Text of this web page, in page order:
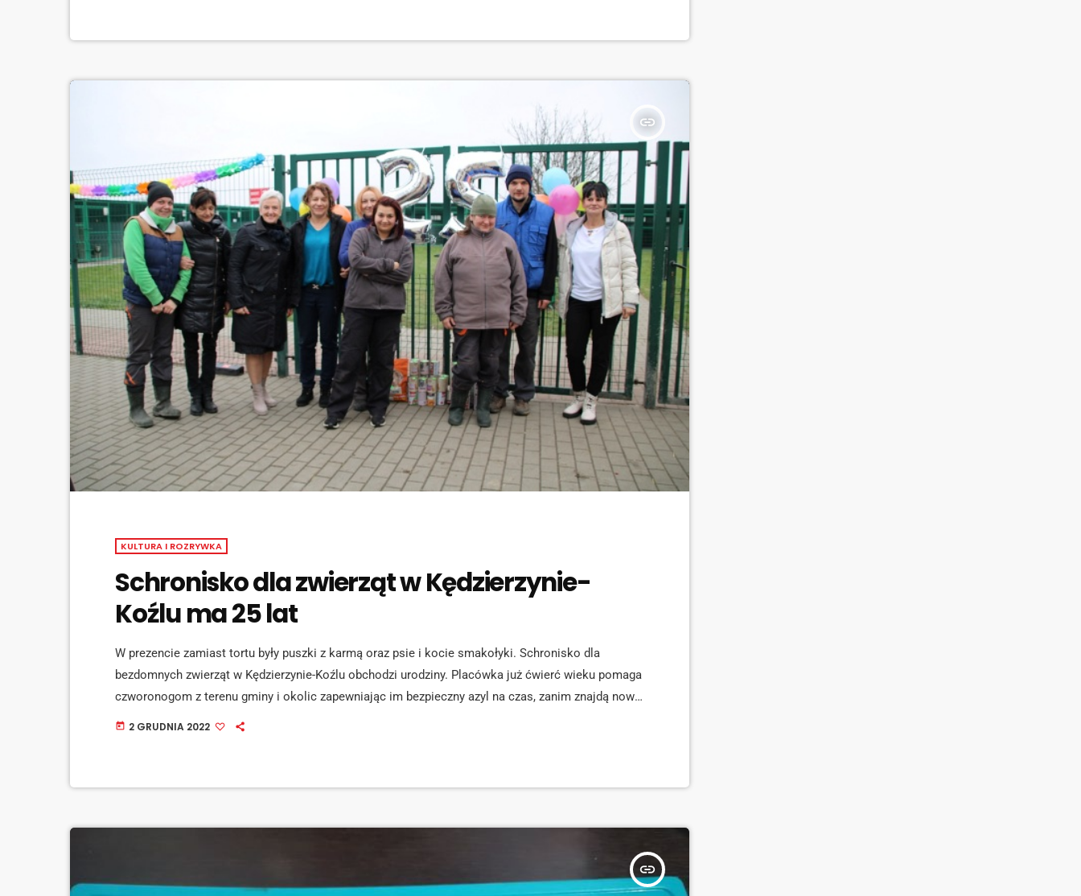
insert_link
KULTURA I ROZRYWKA
Schronisko dla zwierząt w Kędzierzynie-
Koźlu ma 25 lat
W prezencie zamiast tortu były puszki z karmą oraz psie i kocie smakołyki. Schronisko dla
bezdomnych zwierząt w Kędzierzynie-Koźlu obchodzi urodziny. Placówka już ćwierć wieku pomaga
czworonogom z terenu gminy i okolic zapewniając im bezpieczny azyl na czas, zanim znajdą nowe
domy. Mówi Piotr Pękala z urzędu miasta. [jwplayer mediaid="136377"] Zwierzęta znalazły tu
today 2 GRUDNIA 2022
insert_link